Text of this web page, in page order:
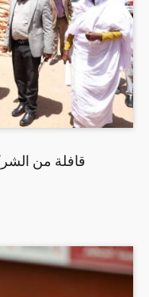
قافلة من